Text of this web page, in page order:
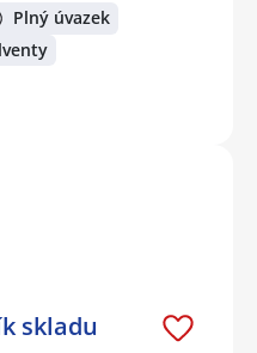
Plný úvazek
skladu